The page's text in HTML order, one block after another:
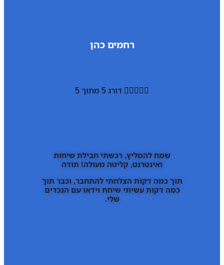
רחמים כהן
 דורג 5 מתוך 5
שמח להמליץ, רכשתי חבילת שיחות
ואינטרנט, קליטה מעולה! תודה
תוך כמה דקות הצלחתי להתחבר, וכבר תוך
כמה דקות עשיתי שיחת וידאו עם הנכדים
שלי.